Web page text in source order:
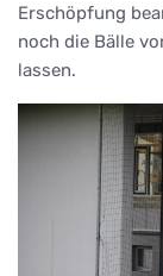
Erschöpfung
noch die Bälle
lassen.